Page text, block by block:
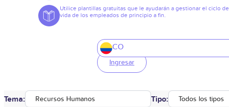
Utilice plantillas gratuitas que le ayudarán a gestionar el ciclo de
vida de los empleados de principio a fin.
CO
Ingresar
Tema: Recursos Humanos Tipo: Todos los tipos